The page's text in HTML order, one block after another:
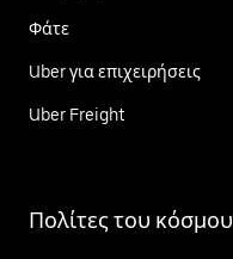
Φάτε
Uber για επιχειρήσεις
Uber Freight
Πολίτες του κόσμου